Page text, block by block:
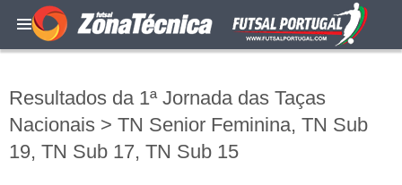
Resultados da 1ª Jornada das Taças
Nacionais > TN Senior Feminina, TN Sub
19, TN Sub 17, TN Sub 15